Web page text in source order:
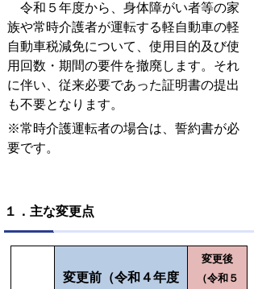
令和５年度から、身体障がい者等の家
族や常時介護者が運転する軽自動車の軽
自動車税減免について、使用目的及び使
用回数・期間の要件を撤廃します。それ
に伴い、従来必要であった証明書の提出
も不要となります。
※常時介護運転者の場合は、誓約書が必
要です。
１．主な変更点
変更前（令和４年度
変更後
（令和５